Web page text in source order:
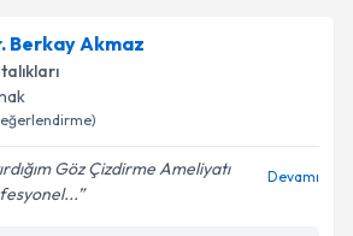
Talebini Gönder
Emreiçin randevu takvimi talebi
uzmandan randevu almanız için bir
e-posta ile bilgilendireceğiz.
Berkay Akmaz
Göz Çizdirme Ameliyatı
Devamı